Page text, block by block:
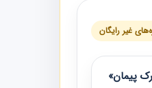
غیر رایگان
پیمان»